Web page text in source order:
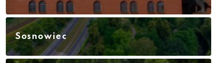
Sosnowiec